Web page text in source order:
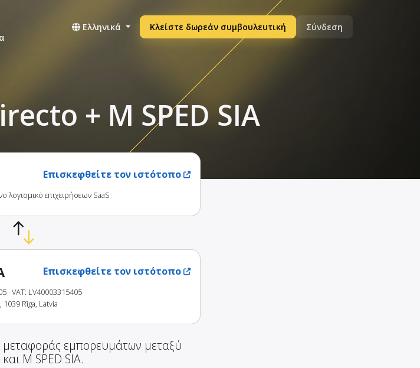
Ελληνικά Κλείστε δωρεάν συμβουλευτική Σύνδεση
+ M SPED SIA
Επισκεφθείτε τον ιστότοπο
λογισμικό επιχειρήσεων SaaS
Επισκεφθείτε τον ιστότοπο
· VAT: LV40003315405
Rīga, Latvia
εμπορευμάτων μεταξύ
M SPED SIA.